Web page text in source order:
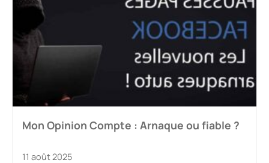
Mon Opinion Compte : Arnaque ou fiable ?
11 août 2025